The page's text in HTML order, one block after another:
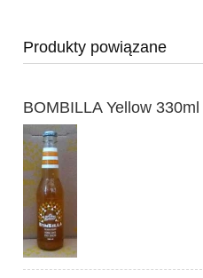
Produkty powiązane
BOMBILLA Yellow 330ml